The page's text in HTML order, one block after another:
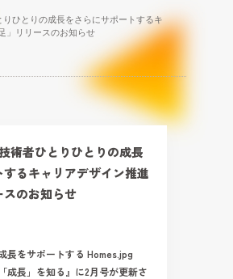
ひとりの成長をさらにサポートするキ
」リリースのお知らせ
術者ひとりひとりの成長
るキャリアデザイン推進
のお知らせ
成長」を知る』に2月号が更新さ